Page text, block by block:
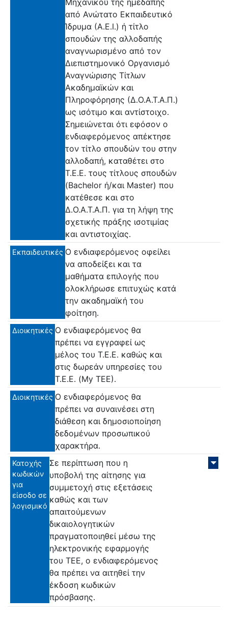
από Ανώτατο Εκπαιδευτικό
Ίδρυμα (Α.Ε.Ι.) ή τίτλο
σπουδών της αλλοδαπής
αναγνωρισμένο από τον
Διεπιστημονικό Οργανισμό
Αναγνώρισης Τίτλων
Ακαδημαϊκών και
Πληροφόρησης (Δ.Ο.Α.Τ.Α.Π.)
ως ισότιμο και αντίστοιχο.
Σημειώνεται ότι εφόσον ο
ενδιαφερόμενος απέκτησε
τον τίτλο σπουδών του στην
αλλοδαπή, καταθέτει στο
Τ.Ε.Ε. τους τίτλους σπουδών
(Bachelor ή/και Master) που
κατέθεσε και στο
Δ.Ο.Α.Τ.Α.Π. για τη λήψη της
σχετικής πράξης ισοτιμίας
και αντιστοιχίας.
Εκπαιδευτικές Ο ενδιαφερόμενος οφείλει
να αποδείξει και τα
μαθήματα επιλογής που
ολοκλήρωσε επιτυχώς κατά
την ακαδημαϊκή του
φοίτηση.
Διοικητικές Ο ενδιαφερόμενος θα
πρέπει να εγγραφεί ως
μέλος του Τ.Ε.Ε. καθώς και
στις δωρεάν υπηρεσίες του
Τ.Ε.Ε. (My ΤΕΕ).
Διοικητικές Ο ενδιαφερόμενος θα
πρέπει να συναινέσει στη
διάθεση και δημοσιοποίηση
δεδομένων προσωπικού
χαρακτήρα.
Κατοχής
κωδικών
για
είσοδο σε
λογισμικό
Σε περίπτωση που η
υποβολή της αίτησης για
συμμετοχή στις εξετάσεις
καθώς και των
απαιτούμενων
δικαιολογητικών
πραγματοποιηθεί μέσω της
ηλεκτρονικής εφαρμογής
του ΤΕΕ, ο ενδιαφερόμενος
θα πρέπει να αιτηθεί την
έκδοση κωδικών
πρόσβασης.